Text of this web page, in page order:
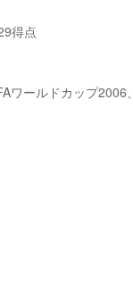
得点
ワールドカップ2006